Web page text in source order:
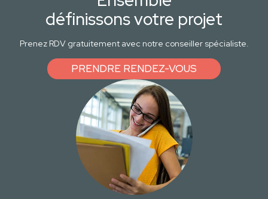
définissons votre projet
Prenez RDV gratuitement avec notre conseiller spécialiste.
PRENDRE RENDEZ-VOUS